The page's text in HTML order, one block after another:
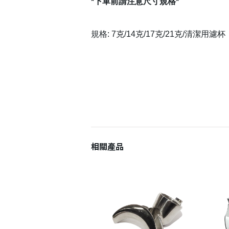
規格: 7克/14克/17克/21克/清潔用濾杯
相關產品